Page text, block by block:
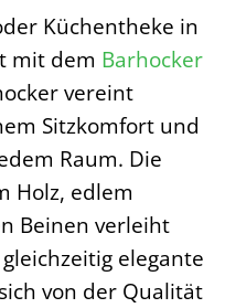
Küchentheke in
mit dem Barhocker
vereint
Sitzkomfort und
Raum. Die
Holz, edlem
Beinen verleiht
elegante
von der Qualität